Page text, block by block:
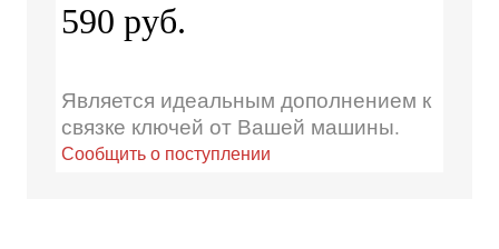
590 руб.
Является идеальным дополнением к
связке ключей от Вашей машины.
Сообщить о поступлении